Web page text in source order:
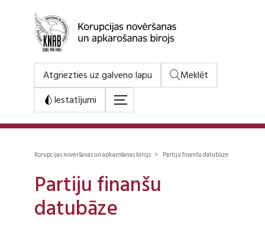
Atgriezties uz galveno lapu
Meklēt
Iestatījumi
Korupcijas novēršanas un apkarošanas birojs > Partiju finanšu datubāze
Partiju finanšu
datubāze